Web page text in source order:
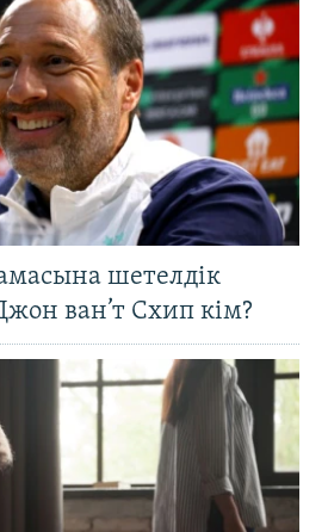
шетелдік
ван’т Схип кім?